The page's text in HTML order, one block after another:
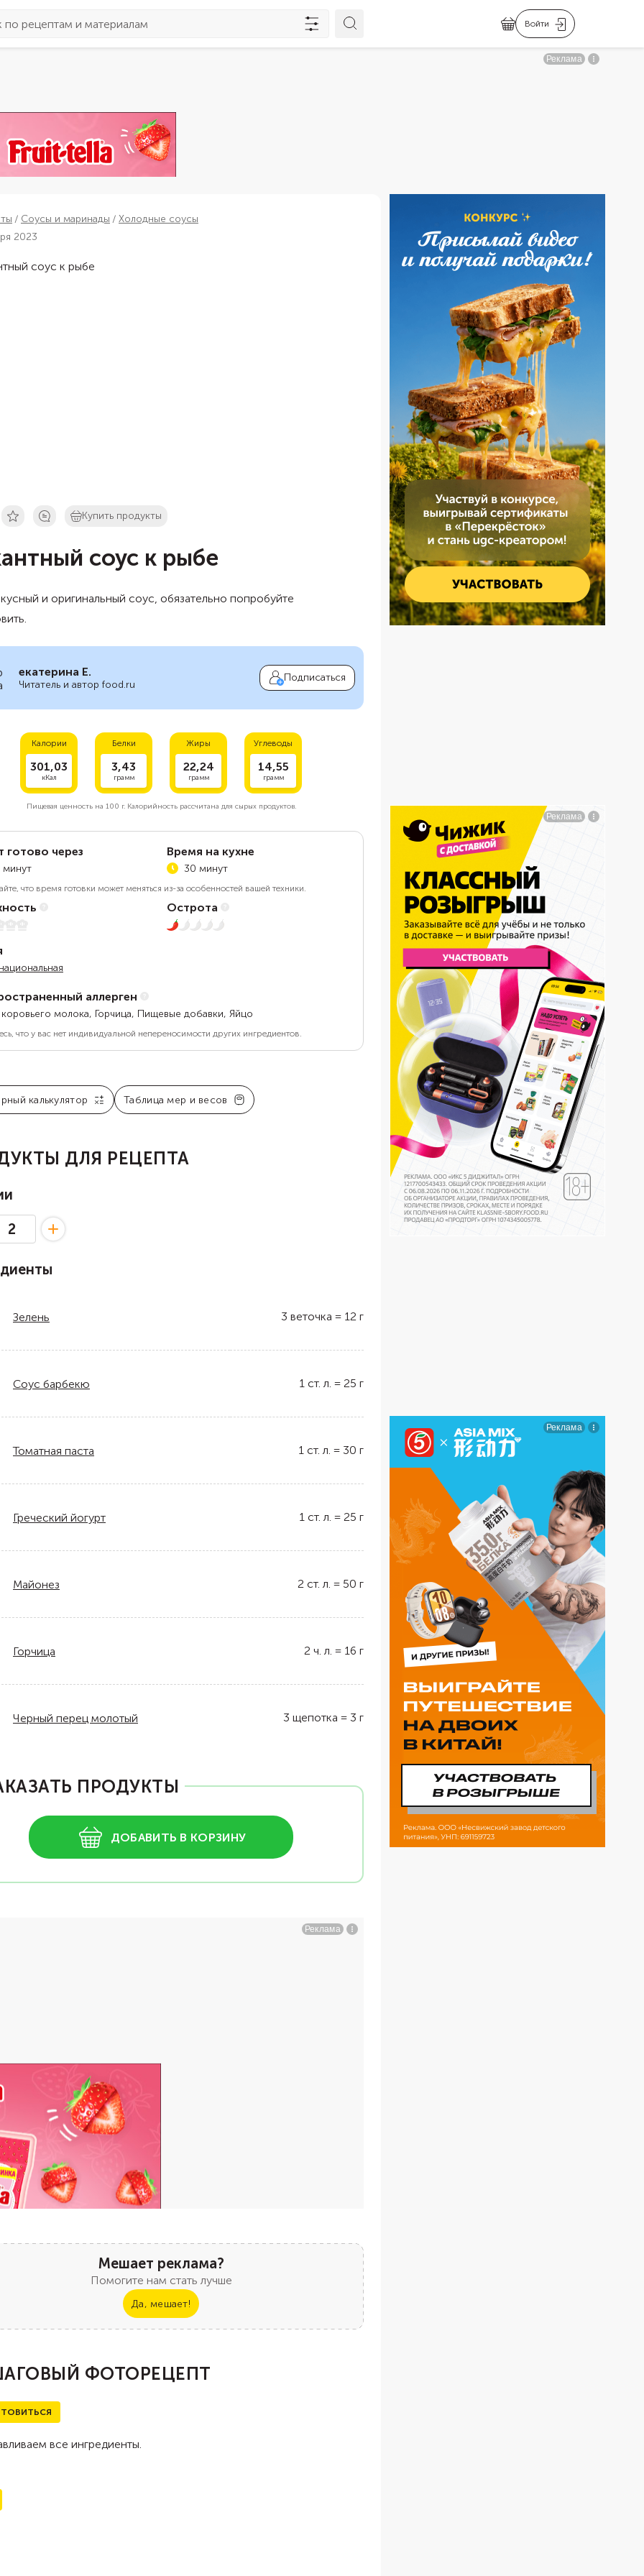
Войти
Соусы и маринады
Холодные соусы
2023
Купить продукты
соус к рыбе
и оригинальный соус, обязательно попробуйте
екатерина Е.
Читатель и автор food.ru
Подписаться
Калории
301,03
кКал
Белки
3,43
грамм
Жиры
22,24
грамм
Углеводы
14,55
грамм
Пищевая ценность на 100 г.Калорийность рассчитана для сырых продуктов.
готово через
минут
Время на кухне
30 минут
что время готовки может меняться из-за особенностей вашей техники.
Острота
1 из 5
аллерген
молока, Горчица, Пищевые добавки, Яйцо
что у вас нет индивидуальной непереносимости других ингредиентов.
калькулятор Таблица мер и весов
ДЛЯ РЕЦЕПТА
Зелень 3 веточка = 12 г
Соус барбекю 1 ст. л. = 25 г
Томатная паста 1 ст. л. = 30 г
Греческий йогурт 1 ст. л. = 25 г
Майонез 2 ст. л. = 50 г
Горчица 2 ч. л. = 16 г
Черный перец молотый 3 щепотка = 3 г
ПРОДУКТЫ
ДОБАВИТЬ В КОРЗИНУ
Мешает реклама?
Помогите нам стать лучше
Да, мешает!
ФОТОРЕЦЕПТ
все ингредиенты.